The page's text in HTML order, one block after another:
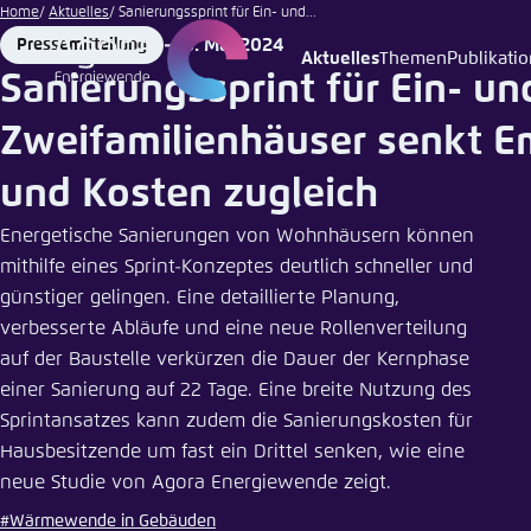
Zum
Hauptinhalt
gehen
AktuellesThemen
Home Aktuelles Sanierungssprint für Ein- und...
Format
Pressemitteilung
Date
16. Mai 2024
Sanierungssprint für Ein-
Zweifamilienhäuser senkt
und Kosten zugleich
Energetische Sanierungen von Wohnhäusern können
mithilfe eines Sprint-Konzeptes deutlich schneller und
günstiger gelingen. Eine detaillierte Planung,
verbesserte Abläufe und eine neue Rollenverteilung
auf der Baustelle verkürzen die Dauer der Kernphase
einer Sanierung auf 22 Tage. Eine breite Nutzung des
Sprintansatzes kann zudem die Sanierungskosten für
Hausbesitzende um fast ein Drittel senken, wie eine
neue Studie von Agora Energiewende zeigt.
#Wärmewende in Gebäuden
novaart
| iStock
Login
Passwort
Sprache
Agora
Wählen
Close